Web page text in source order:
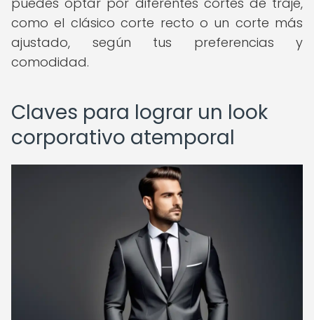
como el clásico corte recto o un corte más
ajustado, según tus preferencias y
comodidad.
Claves para lograr un look
corporativo atemporal